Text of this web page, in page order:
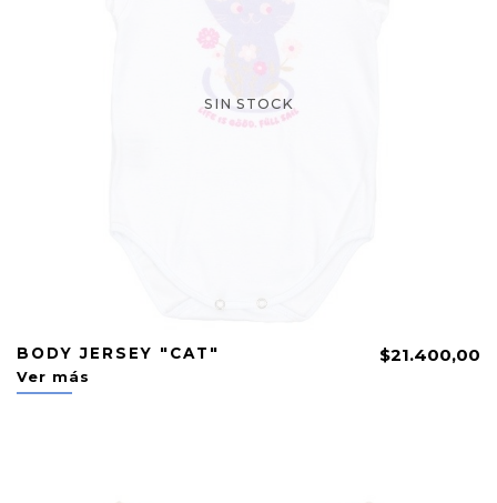
SIN STOCK
BODY JERSEY "CAT" $21.400,00
Ver más